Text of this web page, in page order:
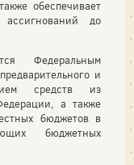
обеспечивает
до
Федеральным
и
средств из
а также
бюджетов в
бюджетных